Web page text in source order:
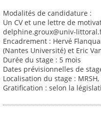
Modalités de candidature :
Un CV et une lettre de
delphine.groux@univ-
Encadrement : Hervé
(Nantes Université) et Eric
Durée du stage : 5 mois
Dates prévisionnelles de
Localisation du stage :
Gratification : selon la